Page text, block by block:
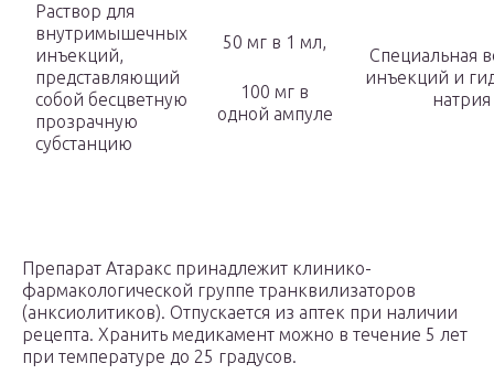
Раствор для
внутримышечных
инъекций,
представляющий
собой бесцветную
прозрачную
субстанцию
50 мг в 1 мл,
100 мг в
одной ампуле
Специальная
инъекций и
натрия
Препарат Атаракс принадлежит клинико-
фармакологической группе транквилизаторов
(анксиолитиков). Отпускается из аптек при наличии
рецепта. Хранить медикамент можно в течение 5 лет
при температуре до 25 градусов.